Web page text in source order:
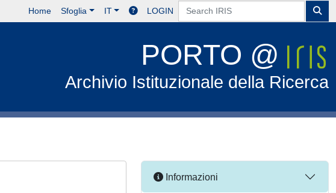
Home Sfoglia IT LOGIN
PORTO @
Archivio Istituzionale della Ricerca
Informazioni